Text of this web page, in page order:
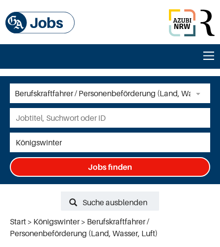
Jobs finden
Suche ausblenden
Start
Königswinter
Berufskraftfahrer /
Personenbeförderung (Land, Wasser, Luft)